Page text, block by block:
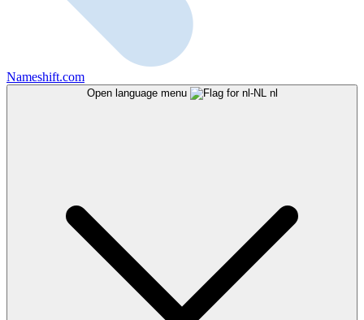
Nameshift.com
Open language menu nl